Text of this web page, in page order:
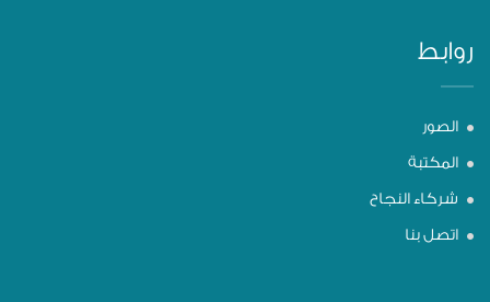
روابط
الصور
المكتبة
شركاء النجاح
اتصل بنا